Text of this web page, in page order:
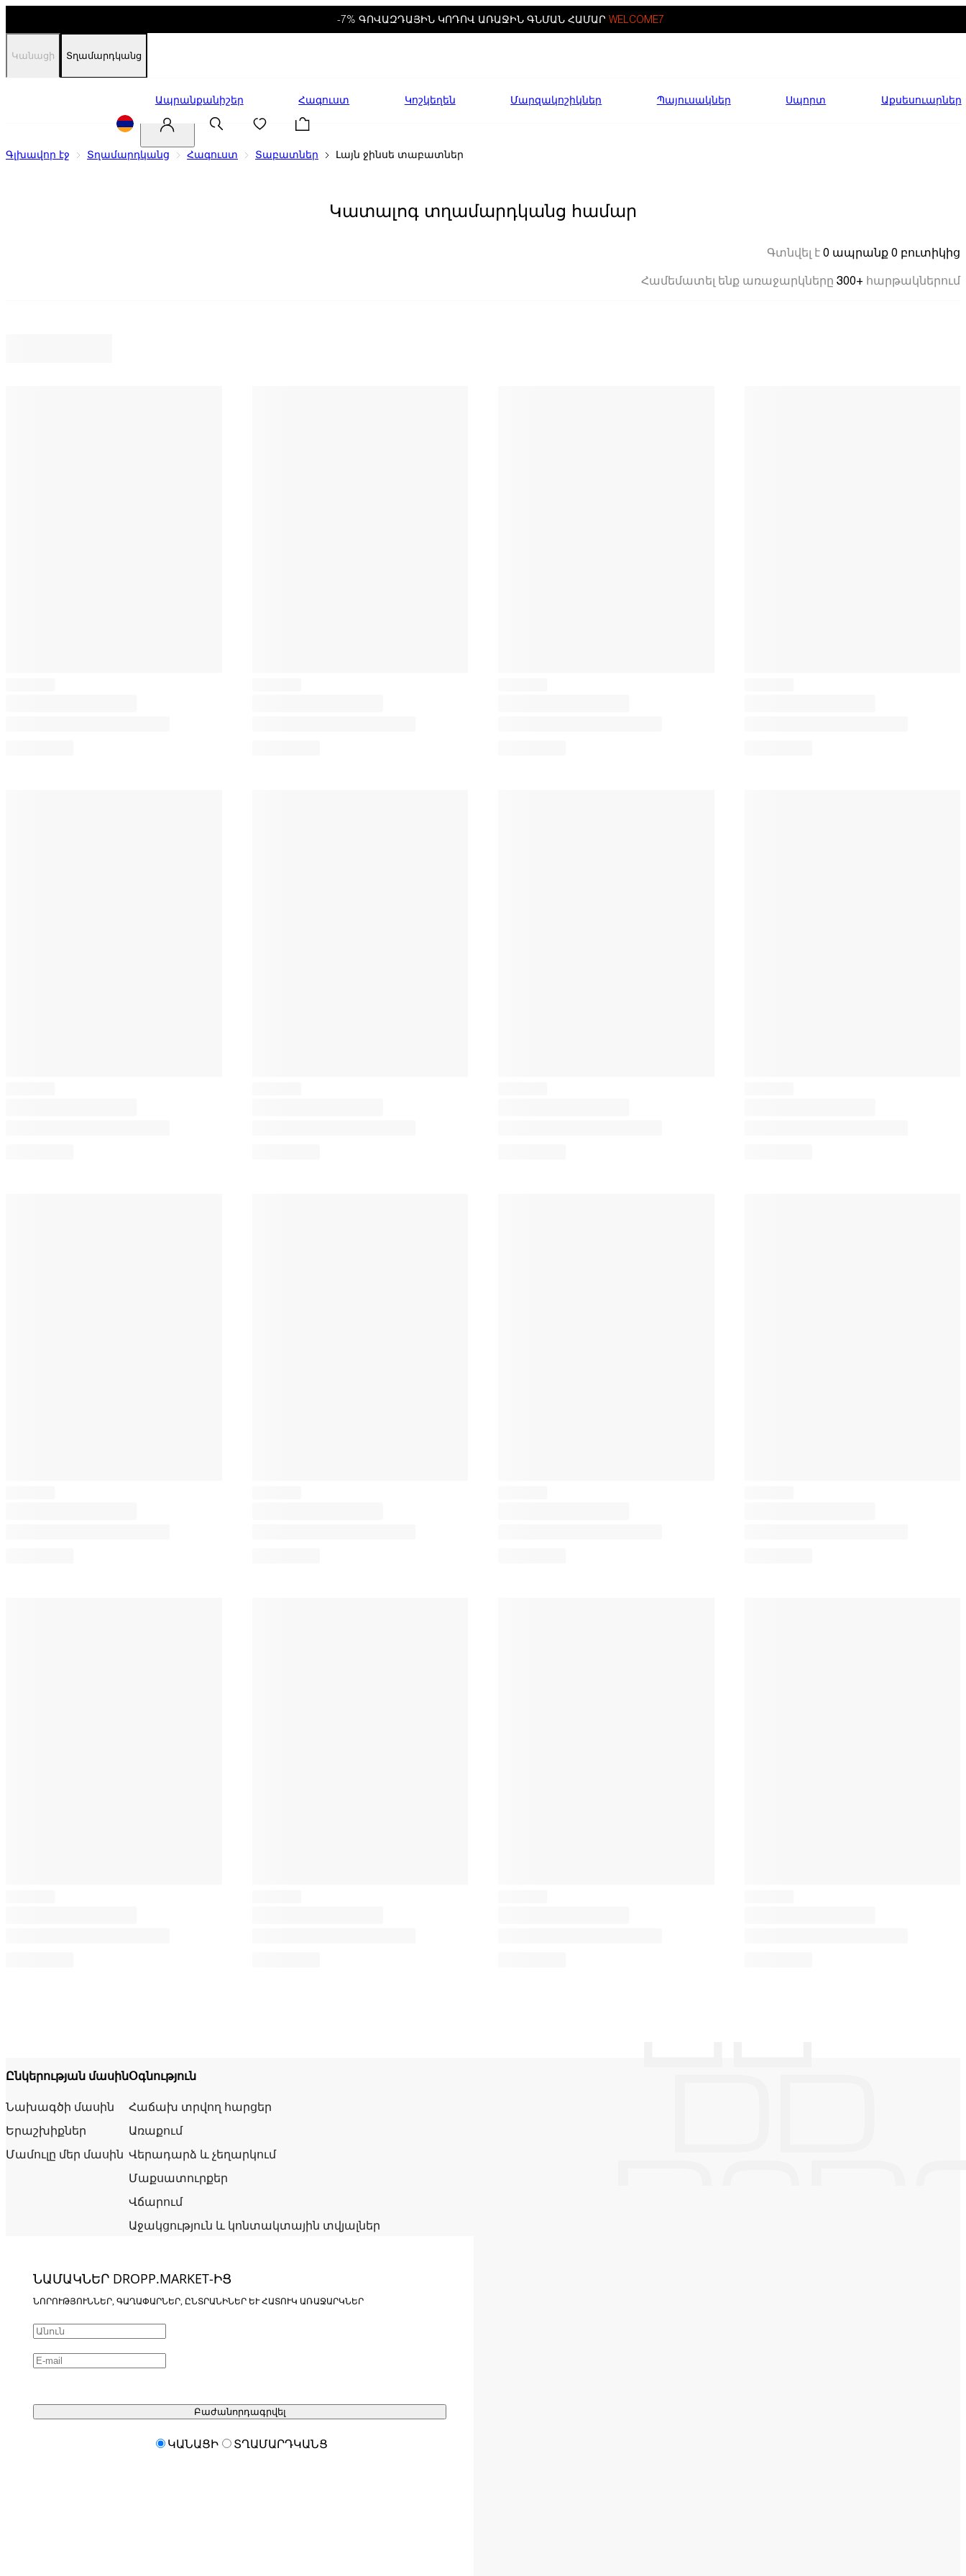
-7% ԳՈՎԱԶԴԱՅԻՆ ԿՈԴՈՎ ԱՌԱՋԻՆ ԳՆՄԱՆ ՀԱՄԱՐ WELCOME7
Կանացի Տղամարդկանց
Ապրանքանիշեր Հագուստ Կոշկեղեն Մարզակոշիկներ Պայուսակներ Սպորտ Աքսեսուարներ
Գլխավոր էջ Տղամարդկանց Հագուստ Տաբատներ Լայն ջինսե տաբատներ
Կատալոգ տղամարդկանց համար
Գտնվել է 0 ապրանք 0 բուտիկից
Համեմատել ենք առաջարկները 300+ հարթակներում
Ընկերության մասին
Նախագծի մասին
Երաշխիքներ
Մամուլը մեր մասին
Օգնություն
Հաճախ տրվող հարցեր
Առաքում
Վերադարձ և չեղարկում
Մաքսատուրքեր
Վճարում
Աջակցություն և կոնտակտային տվյալներ
ՆԱՄԱԿՆԵՐ DROPP.MARKET-ԻՑ
ՆՈՐՈՒԹՅՈՒՆՆԵՐ, ԳԱՂԱՓԱՐՆԵՐ, ԸՆՏՐԱՆԻՆԵՐ ԵՒ ՀԱՏՈՒԿ ԱՌԱՋԱՐԿՆԵՐ
Բաժանորդագրվել
ԿԱՆԱՑԻ ՏՂԱՄԱՐԴԿԱՆՑ